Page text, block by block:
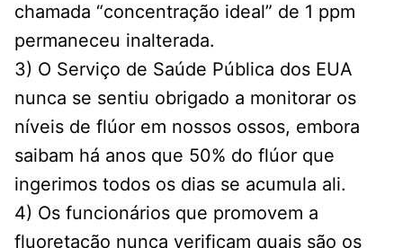
chamada “concentração ideal” de 1 ppm
permaneceu inalterada.
3) O Serviço de Saúde Pública dos EUA
nunca se sentiu obrigado a monitorar os
níveis de flúor em nossos ossos, embora
saibam há anos que 50% do flúor que
ingerimos todos os dias se acumula ali.
4) Os funcionários que promovem a
fluoretação nunca verificam quais são os